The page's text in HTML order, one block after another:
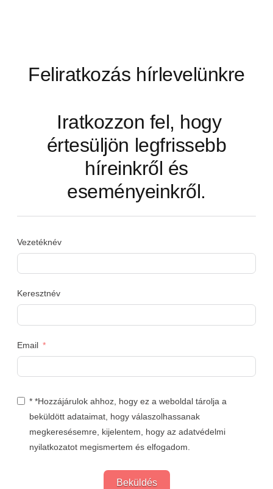
Feliratkozás hírlevelünkre
Iratkozzon fel, hogy
értesüljön legfrissebb
híreinkről és
eseményeinkről.
Vezetéknév
Keresztnév
Email
* *Hozzájárulok ahhoz, hogy ez a weboldal tárolja a
beküldött adataimat, hogy válaszolhassanak
megkeresésemre, kijelentem, hogy az adatvédelmi
nyilatkozatot megismertem és elfogadom.
Beküldés